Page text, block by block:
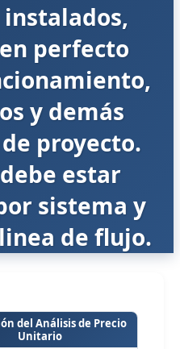
perfecto
y demás
proyecto.
estar
sistema y
de flujo.
del Análisis de Precio
Unitario